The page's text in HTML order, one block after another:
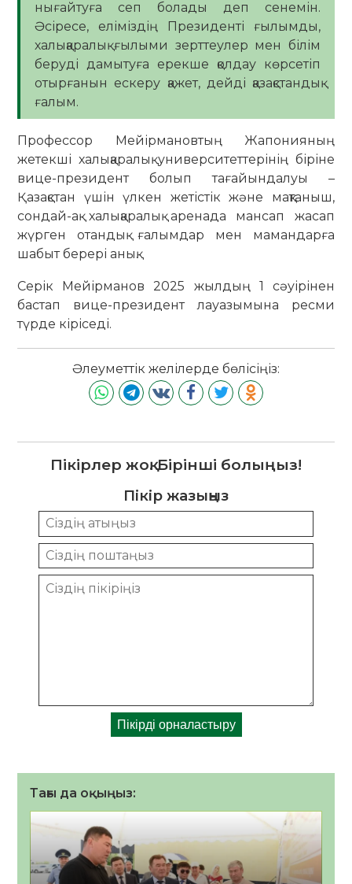
нығайтуға сеп болады деп сенемін.
Әсіресе, еліміздің Президенті ғылымды,
халықаралық ғылыми зерттеулер мен білім
беруді дамытуға ерекше қолдау көрсетіп
отырғанын ескеру қажет, дейді қазақстандық
ғалым.
Профессор Мейірмановтың Жапонияның
жетекші халықаралық университеттерінің біріне
вице-президент болып тағайындалуы –
Қазақстан үшін үлкен жетістік және мақтаныш,
сондай-ақ халықаралық аренада мансап жасап
жүрген отандық ғалымдар мен мамандарға
шабыт берері анық.
Серік Мейірманов 2025 жылдың 1 сәуірінен
бастап вице-президент лауазымына ресми
түрде кіріседі.
Әлеуметтік желілерде бөлісіңіз:
Пікірлер жоқ. Бірінші болыңыз!
Пікір жазыңыз
Тағы да оқыңыз: